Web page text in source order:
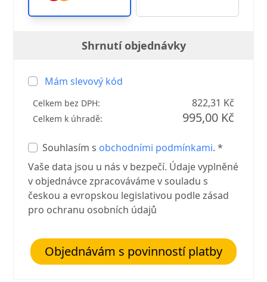
Shrnutí objednávky
Mám slevový kód
Celkem bez DPH: 822,31 Kč
Celkem k úhradě: 995,00 Kč
Souhlasím s obchodními podmínkami. *
Vaše data jsou u nás v bezpečí. Údaje vyplněné
v objednávce zpracováváme v souladu s
českou a evropskou legislativou podle zásad
pro ochranu osobních údajů
Objednávám s povinností platby